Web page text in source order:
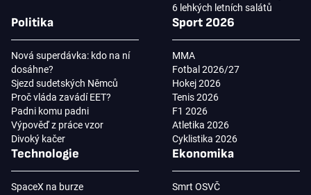
6 lehkých letních salátů
Politika
Nová superdávka: kdo na ní
dosáhne?
Sjezd sudetských Němců
Proč vláda zavádí EET?
Padni komu padni
Výpověď z práce vzor
Divoký kačer
Sport 2026
MMA
Fotbal 2026/27
Hokej 2026
Tenis 2026
F1 2026
Atletika 2026
Cyklistika 2026
Technologie
SpaceX na burze
Ekonomika
Smrt OSVČ